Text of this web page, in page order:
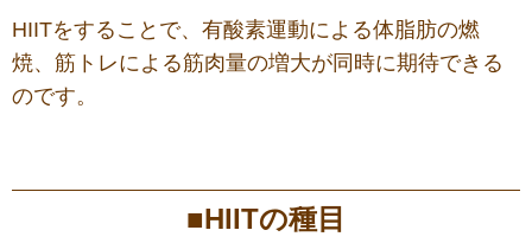
HIITをすることで、有酸素運動による体脂肪の燃
焼、筋トレによる筋肉量の増大が同時に期待できる
のです。
■HIITの種目